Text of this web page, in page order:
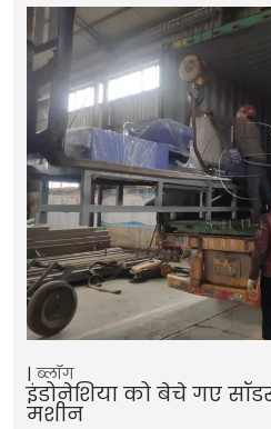
ब्लॉग
इंडोनेशिया को बेचे गए
मशीन